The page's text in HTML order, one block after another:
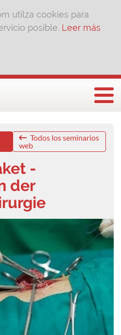
utilza cookies para
posible. Leer más
Todos los seminarios
web
-
der